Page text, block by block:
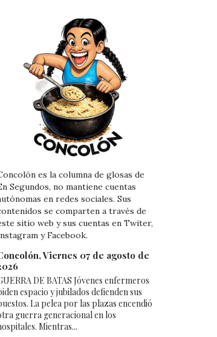
es la columna de glosas de
Segundos, no mantiene cuentas
en redes sociales. Sus
se comparten a través de
sitio web y sus cuentas en Twiter,
y Facebook.
Viernes 07 de agosto de
DE BATAS Jóvenes enfermeros
espacio y jubilados defienden sus
La pelea por las plazas encendió
guerra generacional en los
Mientras...